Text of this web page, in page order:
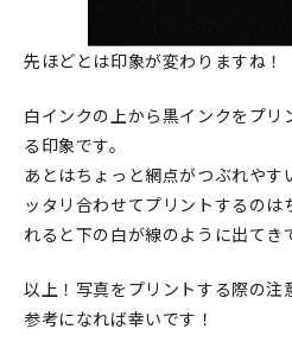
先ほどとは印象が変わりますね！
白インクの上から黒インクをプリ
る印象です。
あとはちょっと網点がつぶれや
ッタリ合わせてプリントするの
れると下の白が線のように出てき
以上！写真をプリントする際の注
参考になれば幸いです！